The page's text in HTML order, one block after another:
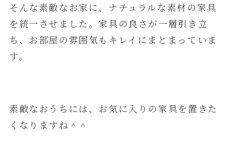
そんな素敵なお家に、ナチュラルな素材の家具
を統一させました。家具の良さが一層引き立
ち、お部屋の雰囲気もキレイにまとまっていま
す。
素敵なおうちには、お気に入りの家具を置きた
くなりますね＾＾